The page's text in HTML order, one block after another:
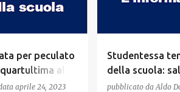
per peculato
al
aprile 24, 2023
Studentessa
della scuola:
pubblicato da Aldo